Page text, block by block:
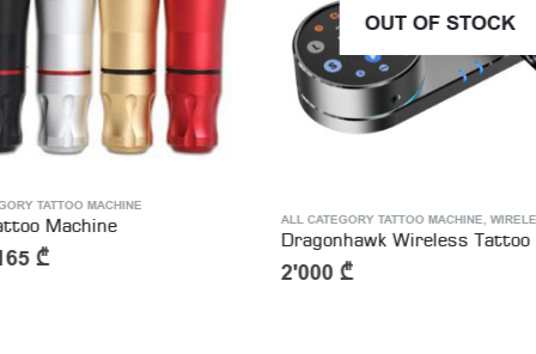
TATTOO MACHINE
Machine
₾
OUT OF STOCK
ALL CATEGORY TATTOO MACHINE, WIRELESS
2'000 ₾